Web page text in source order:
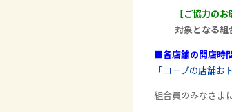
【ご協力のお
対象となる組
■各店舗の開店時
「コープの店舗お
組合員のみなさま